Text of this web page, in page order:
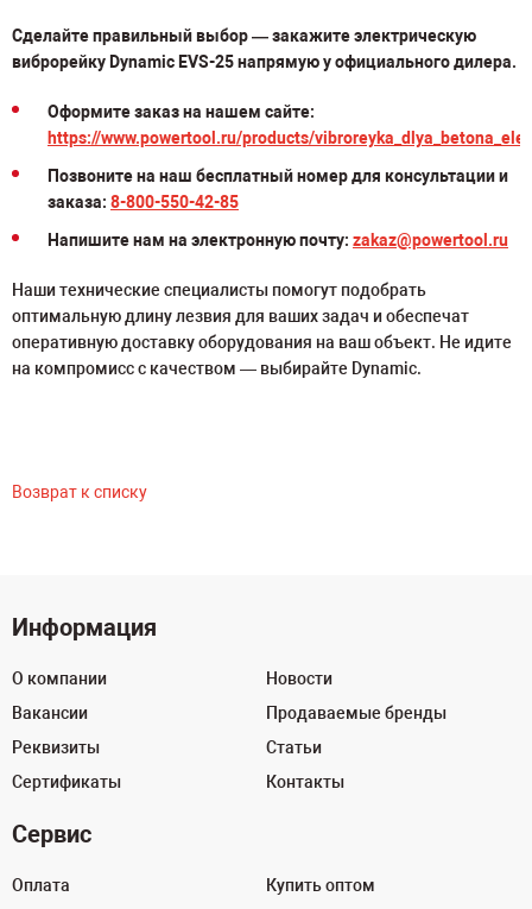
Сделайте правильный выбор — закажите электрическую
виброрейку Dynamic EVS-25 напрямую у официального дилера.
Оформите заказ на нашем сайте:
https://www.powertool.ru/products/
Позвоните на наш бесплатный номер для консультации и
заказа: 8-800-550-42-85
Напишите нам на электронную почту: zakaz@powertool.ru
Наши технические специалисты помогут подобрать
оптимальную длину лезвия для ваших задач и обеспечат
оперативную доставку оборудования на ваш объект. Не идите
на компромисс с качеством — выбирайте Dynamic.
Возврат к списку
Информация
О компании
Вакансии
Реквизиты
Сертификаты
Новости
Продаваемые бренды
Статьи
Контакты
Сервис
Оплата
Купить оптом